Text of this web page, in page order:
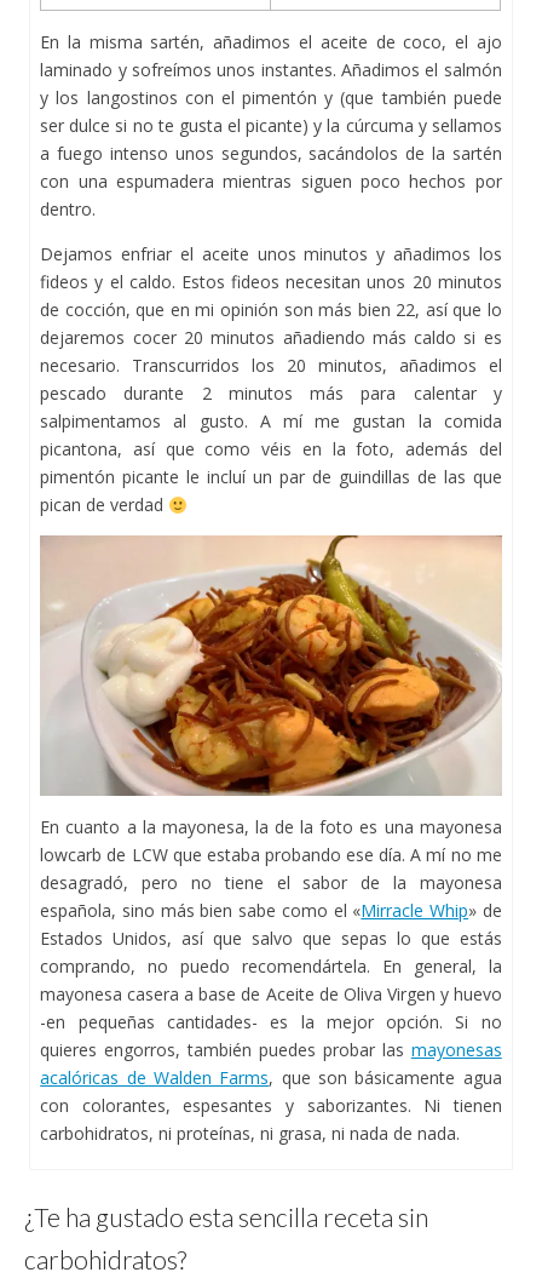
En la misma sartén, añadimos el aceite de coco, el ajo
laminado y sofreímos unos instantes. Añadimos el salmón
y los langostinos con el pimentón y (que también puede
ser dulce si no te gusta el picante) y la cúrcuma y sellamos
a fuego intenso unos segundos, sacándolos de la sartén
con una espumadera mientras siguen poco hechos por
dentro.
Dejamos enfriar el aceite unos minutos y añadimos los
fideos y el caldo. Estos fideos necesitan unos 20 minutos
de cocción, que en mi opinión son más bien 22, así que lo
dejaremos cocer 20 minutos añadiendo más caldo si es
necesario. Transcurridos los 20 minutos, añadimos el
pescado durante 2 minutos más para calentar y
salpimentamos al gusto. A mí me gustan la comida
picantona, así que como véis en la foto, además del
pimentón picante le incluí un par de guindillas de las que
pican de verdad
En cuanto a la mayonesa, la de la foto es una mayonesa
lowcarb de LCW que estaba probando ese día. A mí no me
desagradó, pero no tiene el sabor de la mayonesa
española, sino más bien sabe como el «Mirracle Whip» de
Estados Unidos, así que salvo que sepas lo que estás
comprando, no puedo recomendártela. En general, la
mayonesa casera a base de Aceite de Oliva Virgen y huevo
-en pequeñas cantidades- es la mejor opción. Si no
quieres engorros, también puedes probar las mayonesas
acalóricas de Walden Farms, que son básicamente agua
con colorantes, espesantes y saborizantes. Ni tienen
carbohidratos, ni proteínas, ni grasa, ni nada de nada.
¿Te ha gustado esta sencilla receta sin
carbohidratos?